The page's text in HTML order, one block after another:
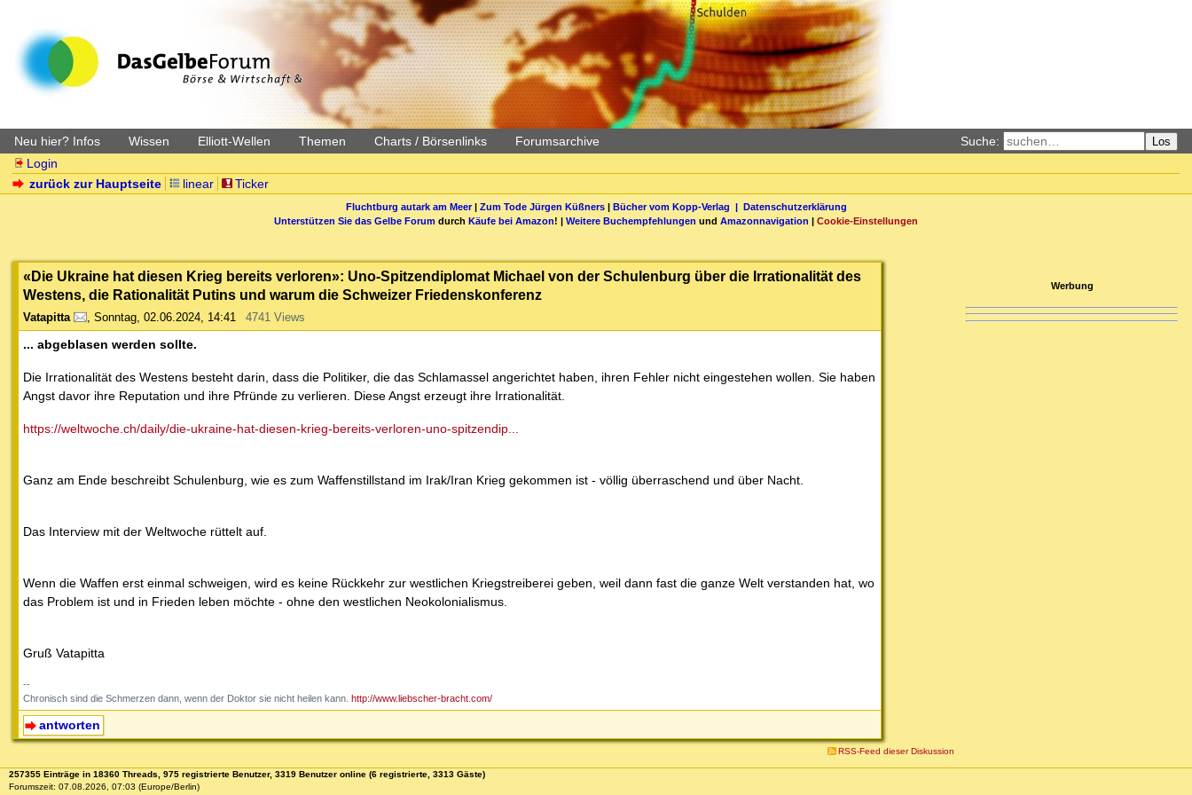
Neu hier? Infos Wissen Elliott-Wellen Themen Charts / Börsenlinks Forumsarchive Suche: Los
Login
zurück zur Hauptseite
linear Ticker
Fluchtburg autark am Meer| Zum Tode Jürgen Küßners| Bücher vom Kopp-Verlag | Datenschutzerklärung
Unterstützen Sie das Gelbe Forum durch Käufe bei Amazon! | Weitere Buchempfehlungen und Amazonnavigation | Cookie-Einstellungen
«Die Ukraine hat diesen Krieg bereits verloren»: Uno-Spitzendiplomat Michael von der Schulenburg über die Irrationalität des
Westens, die Rationalität Putins und warum die Schweizer Friedenskonferenz
Vatapitta , Sonntag, 02.06.2024, 14:41 4741 Views
... abgeblasen werden sollte.
Die Irrationalität des Westens besteht darin, dass die Politiker, die das Schlamassel angerichtet haben, ihren Fehler nicht eingestehen wollen. Sie haben
Angst davor ihre Reputation und ihre Pfründe zu verlieren. Diese Angst erzeugt ihre Irrationalität.
https://weltwoche.ch/daily/die-ukraine-hat-diesen-krieg-bereits-verloren-uno-spitzendip...
Ganz am Ende beschreibt Schulenburg, wie es zum Waffenstillstand im Irak/Iran Krieg gekommen ist - völlig überraschend und über Nacht.
Das Interview mit der Weltwoche rüttelt auf.
Wenn die Waffen erst einmal schweigen, wird es keine Rückkehr zur westlichen Kriegstreiberei geben, weil dann fast die ganze Welt verstanden hat, wo
das Problem ist und in Frieden leben möchte - ohne den westlichen Neokolonialismus.
Gruß Vatapitta
--
Chronisch sind die Schmerzen dann, wenn der Doktor sie nicht heilen kann. http://www.liebscher-bracht.com/
antworten
RSS-Feed dieser Diskussion
Werbung
257355 Einträge in 18360 Threads, 975 registrierte Benutzer, 3319 Benutzer online (6 registrierte, 3313 Gäste)
Forumszeit: 07.08.2026, 07:03 (Europe/Berlin)